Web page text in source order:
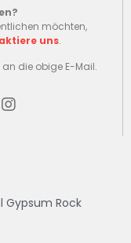
möchten,
uns.
die obige E-Mail.
Gypsum Rock